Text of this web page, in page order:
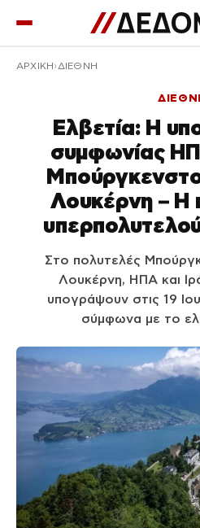
ΑΡΧΙΚΉ ΔΙΕΘΝΗ
Ελβετία: Η
συμφωνίας
Λουκέρνη – Η
Στο πολυτελές
Λουκέρνη, ΗΠΑ και
υπογράψουν στις 19
σύμφωνα με το